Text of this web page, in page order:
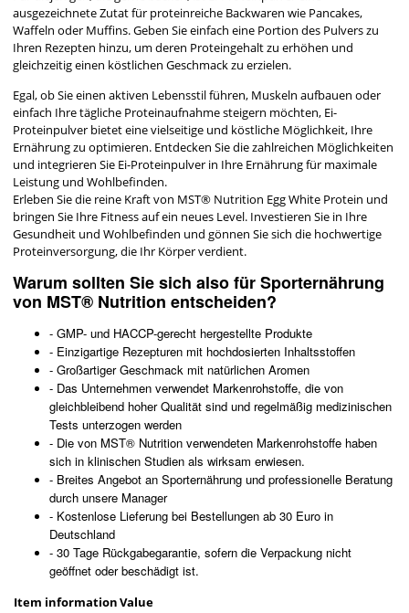
ausgezeichnete Zutat für proteinreiche Backwaren wie Pancakes,
Waffeln oder Muffins. Geben Sie einfach eine Portion des Pulvers zu
Ihren Rezepten hinzu, um deren Proteingehalt zu erhöhen und
gleichzeitig einen köstlichen Geschmack zu erzielen.
Egal, ob Sie einen aktiven Lebensstil führen, Muskeln aufbauen oder
einfach Ihre tägliche Proteinaufnahme steigern möchten, Ei-
Proteinpulver bietet eine vielseitige und köstliche Möglichkeit, Ihre
Ernährung zu optimieren. Entdecken Sie die zahlreichen Möglichkeiten
und integrieren Sie Ei-Proteinpulver in Ihre Ernährung für maximale
Leistung und Wohlbefinden.
Erleben Sie die reine Kraft von MST® Nutrition Egg White Protein und
bringen Sie Ihre Fitness auf ein neues Level. Investieren Sie in Ihre
Gesundheit und Wohlbefinden und gönnen Sie sich die hochwertige
Proteinversorgung, die Ihr Körper verdient.
Warum sollten Sie sich also für Sporternährung
von MST® Nutrition entscheiden?
- GMP- und HACCP-gerecht hergestellte Produkte
- Einzigartige Rezepturen mit hochdosierten Inhaltsstoffen
- Großartiger Geschmack mit natürlichen Aromen
- Das Unternehmen verwendet Markenrohstoffe, die von
gleichbleibend hoher Qualität sind und regelmäßig medizinischen
Tests unterzogen werden
- Die von MST® Nutrition verwendeten Markenrohstoffe haben
sich in klinischen Studien als wirksam erwiesen.
- Breites Angebot an Sporternährung und professionelle Beratung
durch unsere Manager
- Kostenlose Lieferung bei Bestellungen ab 30 Euro in
Deutschland
- 30 Tage Rückgabegarantie, sofern die Verpackung nicht
geöffnet oder beschädigt ist.
Item informationValue